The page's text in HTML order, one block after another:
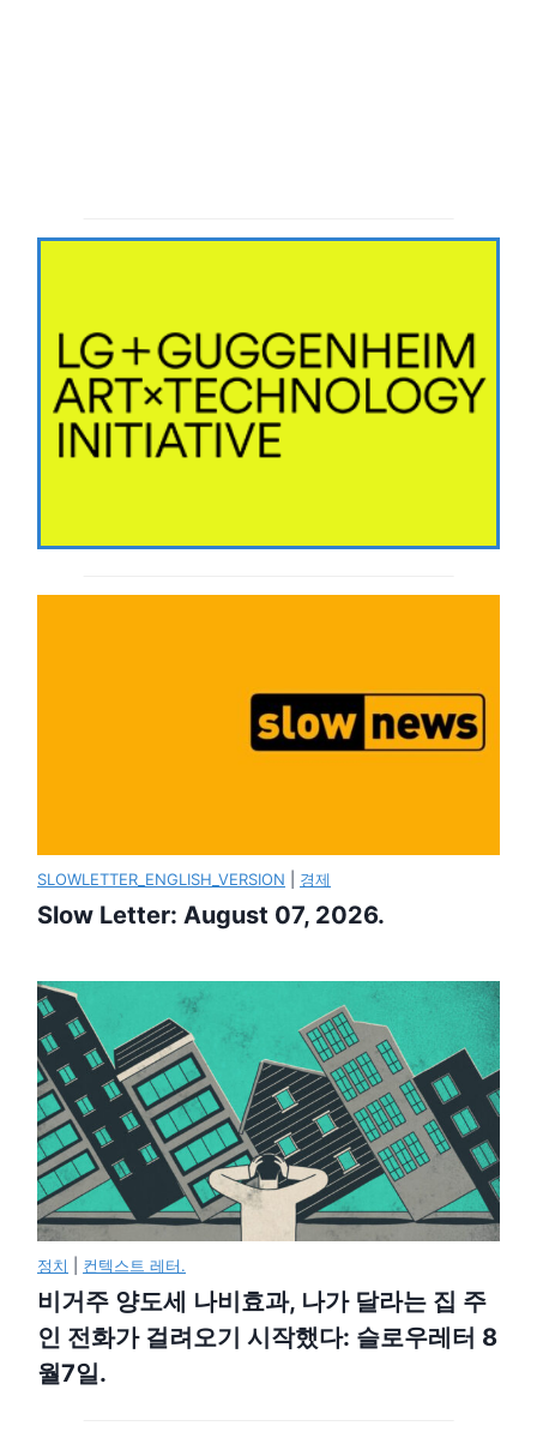
SLOWLETTER_ENGLISH_VERSION 경제
Slow Letter: August 07, 2026.
정치 컨텍스트 레터.
비거주 양도세 나비효과, 나가 달라는 집 주
인 전화가 걸려오기 시작했다: 슬로우레터 8
월7일.